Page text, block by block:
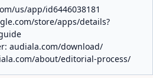
us/app/id6446038181
store/apps/details?
audiala.com/download/
about/editorial-process/